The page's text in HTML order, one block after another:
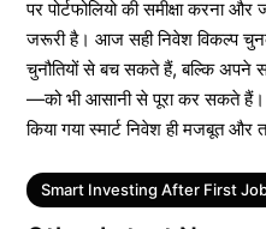
पर पोर्टफोलियो की समीक्षा करना
जरूरी है। आज सही निवेश विकल्प
चुनौतियों से बच सकते हैं, बल्कि अपने
—को भी आसानी से पूरा कर सकते
किया गया स्मार्ट निवेश ही मजबूत और
Tags
Smart Investing After First